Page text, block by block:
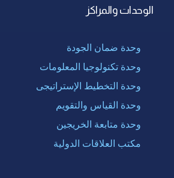
الوحدات والمراكز
وحدة ضمان الجودة
وحدة تكنولوجيا المعلومات
وحدة التخطيط الإستراتيجى
وحدة القياس والتقويم
وحدة متابعة الخريجين
مكتب العلاقات الدولية